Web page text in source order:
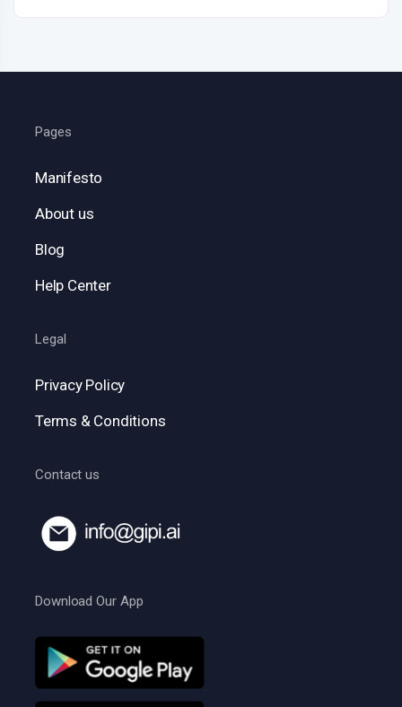
Pages
Manifesto
About us
Blog
Help Center
Legal
Privacy Policy
Terms & Conditions
Contact us
Download Our App